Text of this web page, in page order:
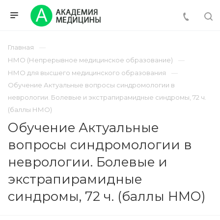
Главная
НМО (Непрерывное медицинское образование)
НМО для высшего медицинского образования
Обучение Актуальные вопросы синдромологии в
неврологии. Болевые и экстрапирамидные синдромы, 72 ч.
(баллы НМО)
Обучение Актуальные
вопросы синдромологии в
неврологии. Болевые и
экстрапирамидные
синдромы, 72 ч. (баллы НМО)